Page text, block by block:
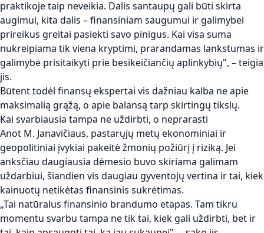
praktikoje taip neveikia. Dalis santaupų gali būti skirta
augimui, kita dalis – finansiniam saugumui ir galimybei
prireikus greitai pasiekti savo pinigus. Kai visa suma
nukreipiama tik viena kryptimi, prarandamas lankstumas ir
galimybė prisitaikyti prie besikeičiančių aplinkybių", – teigia
jis.
Būtent todėl finansų ekspertai vis dažniau kalba ne apie
maksimalią grąžą, o apie balansą tarp skirtingų tikslų.
Kai svarbiausia tampa ne uždirbti, o neprarasti
Anot M. Janavičiaus, pastarųjų metų ekonominiai ir
geopolitiniai įvykiai pakeitė žmonių požiūrį į riziką. Jei
anksčiau daugiausia dėmesio buvo skiriama galimam
uždarbiui, šiandien vis daugiau gyventojų vertina ir tai, kiek
kainuotų netikėtas finansinis sukrėtimas.
„Tai natūralus finansinio brandumo etapas. Tam tikru
momentu svarbu tampa ne tik tai, kiek gali uždirbti, bet ir